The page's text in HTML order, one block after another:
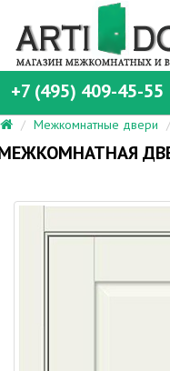
+7 (495) 409-45-55
Межкомнатные двери